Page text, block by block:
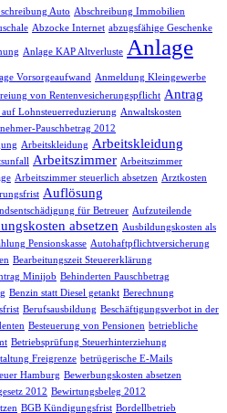
Auto Abschreibung Immobilien
Abzocke Internet abzugsfähige Geschenke
Anlage KAP Altverluste Anlage
Vorsorgeaufwand
Anmeldung Kleingewerbe
von Rentenvesicherungspflicht Antrag
Lohnsteuerreduzierung Anwaltskosten
Pauschbetrag 2012
Arbeitskleidung Arbeitskleidung
Arbeitszimmer Arbeitszimmer
Arbeitszimmer steuerlich absetzen Arztkosten
Auflösung
für Betreuer Aufzuteilende
absetzen Ausbildungskosten als
Pensionskasse Autohaftpflichtversicherung
Bearbeitungszeit Steuererklärung
Minijob Behinderten Pauschbetrag
Benzin statt Diesel getankt Berechnung
Berufsausbildung Beschäftigungsverbot in der
Besteuerung von Pensionen betriebliche
Betriebsprüfung Steuerhinterziehung
Freigrenze betrügerische E-Mails
Hamburg Bewerbungskosten absetzen
2012 Bewirtungsbeleg 2012
BGB Kündigungsfrist Bordellbetrieb